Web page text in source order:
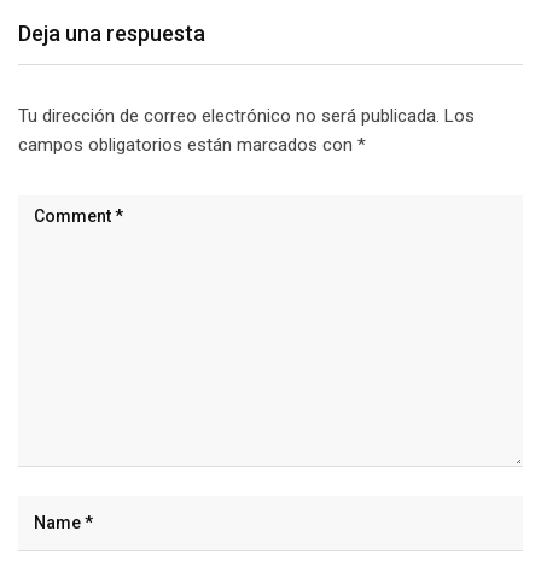
Deja una respuesta
Tu dirección de correo electrónico no será publicada. Los
campos obligatorios están marcados con *